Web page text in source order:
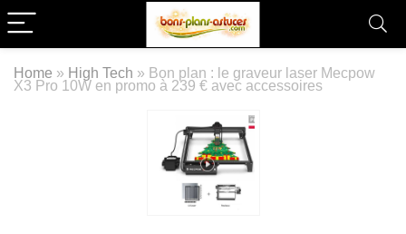
Home » High Tech » Bon plan : le graveur laser Mecpow
X3 Pro 10W en promo à 239 € avec accessoires